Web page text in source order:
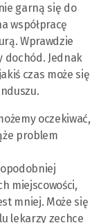
garną się do
współpracę
Wprawdzie
dochód. Jednak
czas może się
oczekiwać,
problem
miejscowości,
mniej. Może się
lekarzy zechce